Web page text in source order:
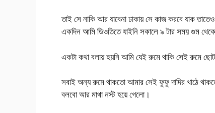
তাই সে নাকি আর যাবেনা ঢাকায় সে কাজ করবে যাক
একদিন আমি ডিওতিতে যাইনি সকালে ৯ টার সময় গুম
একটা কথা বলায় হয়নি আমি যেই রুমে থাকি সেই রুমে
সবাই অন্য রুমে থাকতো আমার সেই ফুফু দাদির খাঠে
বলবো আর মাথা নস্ট হয়ে গেলো।